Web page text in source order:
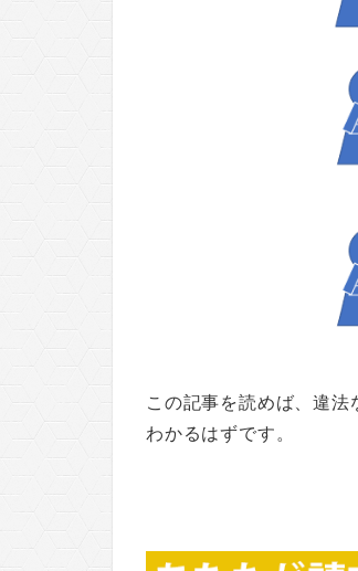
この記事を読めば、違法
わかるはずです。